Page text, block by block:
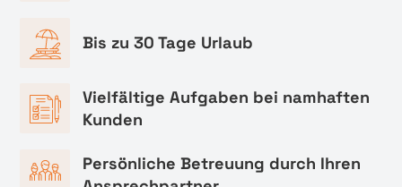
Bis zu 30 Tage Urlaub
Vielfältige Aufgaben bei namhaften
Kunden
Persönliche Betreuung durch Ihren